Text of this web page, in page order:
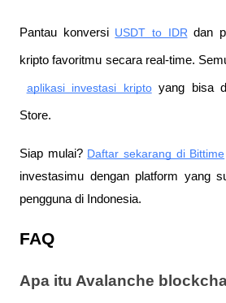
Pantau konversi USDT to IDR dan
kripto favoritmu secara real-time.
aplikasi investasi kripto yang bisa
Store.
Siap mulai? Daftar sekarang di Bittime
investasimu dengan platform yang
pengguna di Indonesia.
FAQ
Apa itu Avalanche